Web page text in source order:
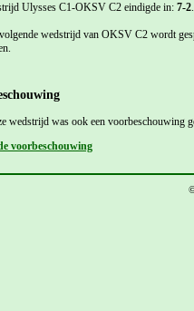
Ulysses C1-OKSV C2 eindigde in: 7-2.
wedstrijd van OKSV C2 wordt
wedstrijd was ook een voorbeschouwing
voorbeschouwing